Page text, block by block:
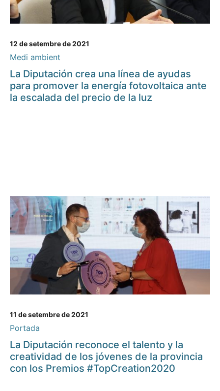
12 de setembre de 2021
Medi ambient
La Diputación crea una línea de ayudas
para promover la energía fotovoltaica ante
la escalada del precio de la luz
11 de setembre de 2021
Portada
La Diputación reconoce el talento y la
creatividad de los jóvenes de la provincia
con los Premios #TopCreation2020